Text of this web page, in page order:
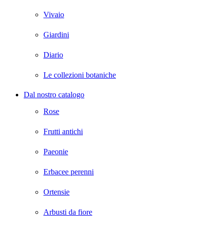
Vivaio
Giardini
Diario
Le collezioni botaniche
Dal nostro catalogo
Rose
Frutti antichi
Paeonie
Erbacee perenni
Ortensie
Arbusti da fiore